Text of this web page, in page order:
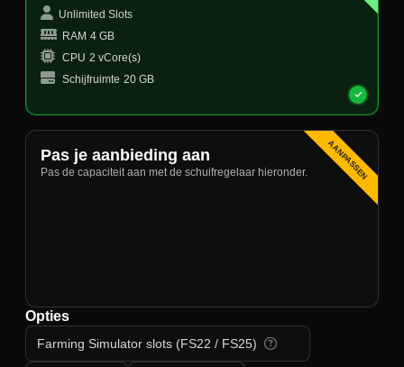
Unlimited Slots
RAM 4 GB
CPU 2 vCore(s)
Schijfruimte 20 GB
AANPASSEN
Pas je aanbieding aan
Pas de capaciteit aan met de schuifregelaar hieronder.
Opties
Farming Simulator slots (FS22 / FS25)